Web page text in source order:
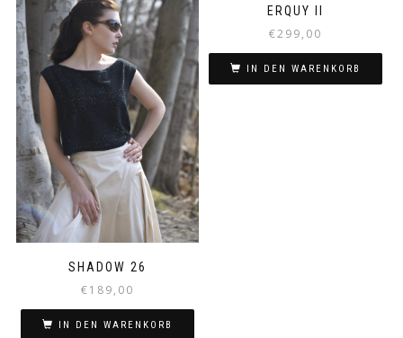
SHADOW 26
€189,00
IN DEN WARENKORB
ERQUY II
€299,00
IN DEN WARENKORB